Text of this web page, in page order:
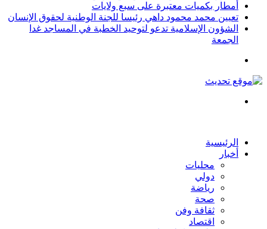
أمطار بكميات معتبرة على سبع ولايات
تعيين محمد محمود داهي رئيسا للجنة الوطنية لحقوق الإنسان
الشؤون الإسلامية تدعو لتوحيد الخطبة في المساجد غدا
الجمعة
الرئيسية
أخبار
محليات
دولي
رياضة
صحة
ثقافة وفن
اقتصاد